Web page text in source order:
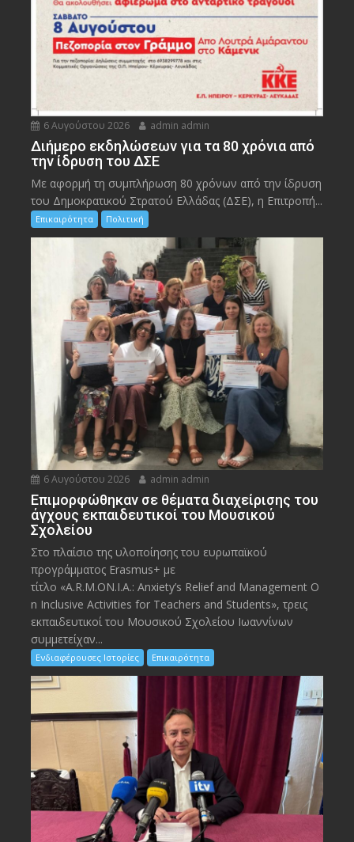
6 Αυγούστου 2026 admin admin
Διήμερο εκδηλώσεων για τα 80 χρόνια από
την ίδρυση του ΔΣΕ
Με αφορμή τη συμπλήρωση 80 χρόνων από την ίδρυση
του Δημοκρατικού Στρατού Ελλάδας (ΔΣΕ), η Επιτροπή...
Επικαιρότητα Πολιτική
6 Αυγούστου 2026 admin admin
Eπιμορφώθηκαν σε θέματα διαχείρισης του
άγχους εκπαιδευτικοί του Μουσικού
Σχολείου
Στο πλαίσιο της υλοποίησης του ευρωπαϊκού
προγράμματος Erasmus+ με
τίτλο «A.R.M.ON.I.A.: Anxiety’s Relief and Management O
n Inclusive Activities for Teachers and Students», τρεις
εκπαιδευτικοί του Μουσικού Σχολείου Ιωαννίνων
συμμετείχαν...
Ενδιαφέρουσες Ιστορίες Επικαιρότητα